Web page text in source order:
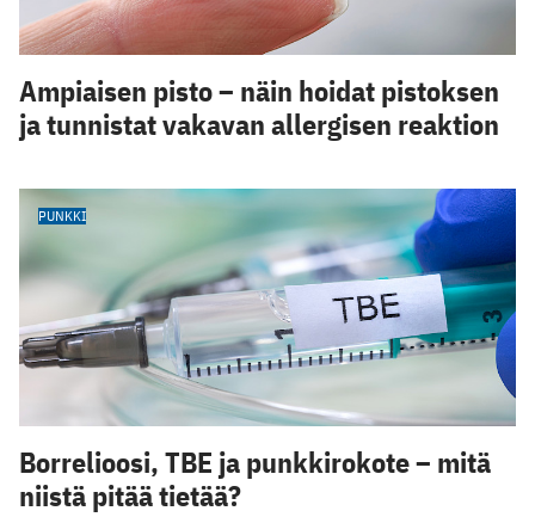
Ampiaisen pisto – näin hoidat pistoksen
ja tunnistat vakavan allergisen reaktion
PUNKKI
Borrelioosi, TBE ja punkkirokote – mitä
niistä pitää tietää?